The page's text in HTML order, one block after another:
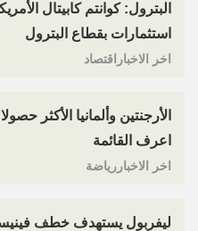
البترول: كوانتم كابيتال
استثمارات بقطاع البترول
اخر الاخباراقتصاد
الأرجنتين وألمانيا الأكثر
اعرف القائمة
اخر الاخباررياضة
ليفربول يستهدف خطف